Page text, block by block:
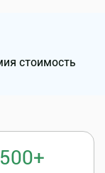
стоимость